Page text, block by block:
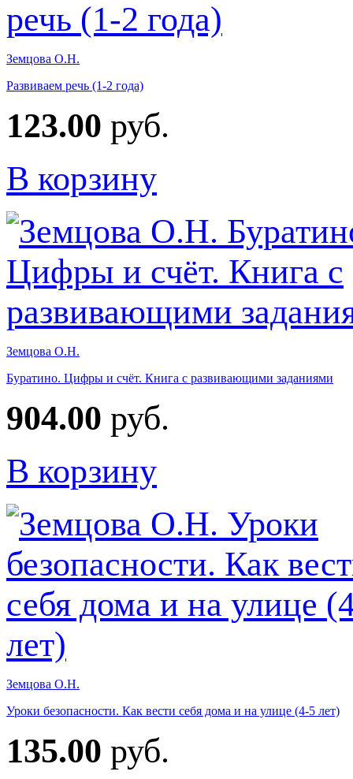
Земцова О.Н.
Развиваем речь (1-2 года)
123.00 руб.
В корзину
Земцова О.Н.
Буратино. Цифры и счёт. Книга с развивающими заданиями
904.00 руб.
В корзину
Земцова О.Н.
Уроки безопасности. Как вести себя дома и на улице (4-5 лет)
135.00 руб.